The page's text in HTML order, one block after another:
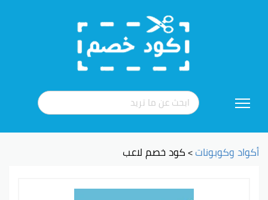
إلى
أكواد وكوبونات>كود خصم لاعب